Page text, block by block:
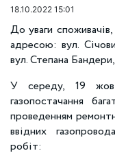
18.10.2022 15:01
До уваги
адресою: вул.
вул. Степана
У середу, 19
газопостачання
проведенням
ввідних
робіт: